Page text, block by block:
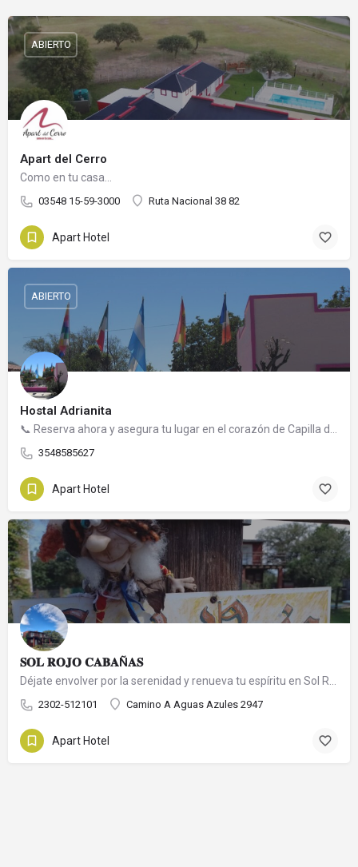
Apart del Cerro
Como en tu casa...
03548 15-59-3000 Ruta Nacional 38 82
ABIERTO
Apart Hotel
Hostal Adrianita
3548585627
ABIERTO
Apart Hotel
𝐒𝐎𝐋 𝐑𝐎𝐉𝐎 𝐂𝐀𝐁𝐀Ñ𝐀𝐒
2302-512101 Camino A Aguas Azules 2947
Apart Hotel